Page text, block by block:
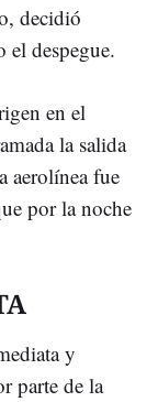
decidió
el despegue.
en el
la salida
aerolínea fue
por la noche
y
parte de la